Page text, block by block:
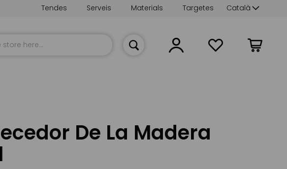
Language
Català
Targetes
Materials
Serveis
Tendes
La meva
De La Madera